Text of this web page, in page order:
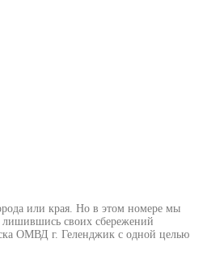
или края. Но в этом номере мы
лишившись своих сбережений
ОМВД г. Геленджик с одной целью